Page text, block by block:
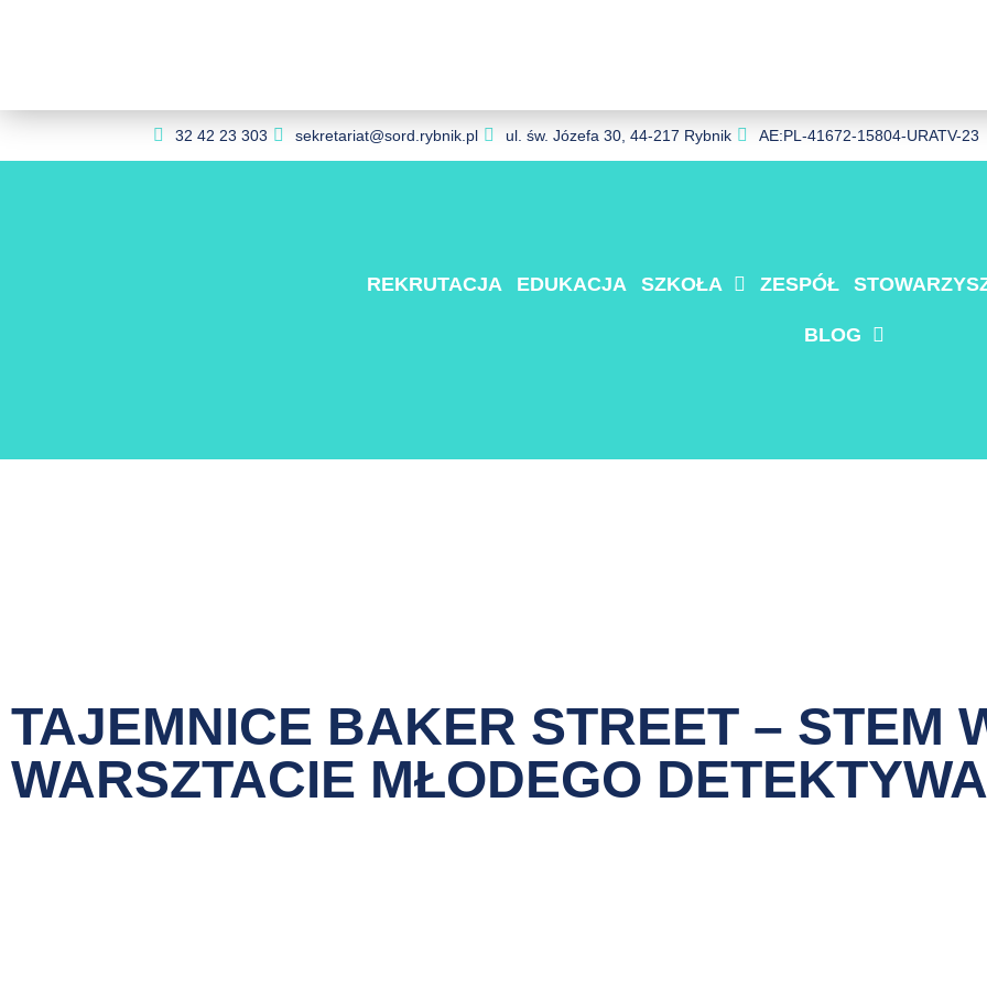
32 42 23 303 sekretariat@sord.rybnik.pl ul. św. Józefa 30, 44-217 Rybnik AE:PL-41672-15804-URATV-23
REKRUTACJA EDUKACJA SZKOŁA ZESPÓŁ
BLOG
TAJEMNICE BAKER STREET – STEM
WARSZTACIE MŁODEGO DETEKTYWA